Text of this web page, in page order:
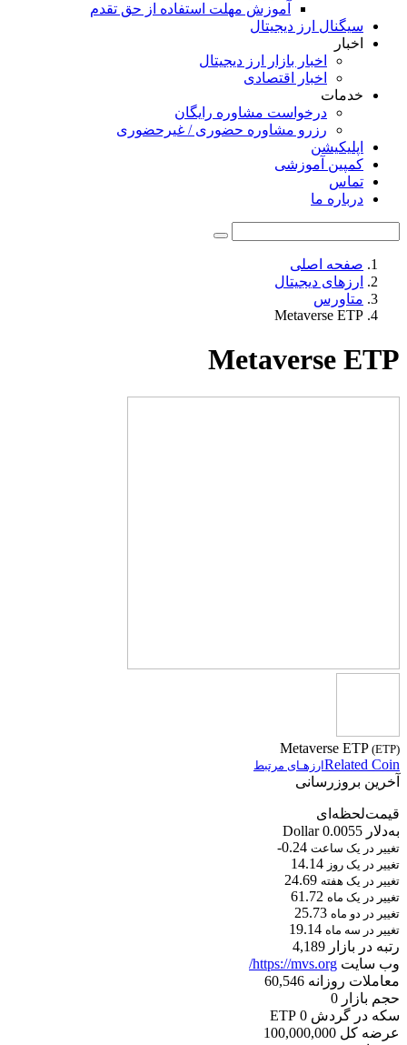
آموزش مهلت استفاده از حق تقدم
سیگنال ارز دیجیتال
اخبار
اخبار بازار ارز دیجیتال
اخبار اقتصادی
خدمات
درخواست مشاوره رایگان
رزرو مشاوره حضوری / غیرحضوری
اپلیکیشن
کمپین آموزشی
تماس
درباره ما
صفحه اصلی
ارزهای دیجیتال
متاورس
Metaverse ETP
Metaverse ETP
Metaverse ETP (ETP)
Related Coinارزهـای مرتبط
آخرین بروزرسانی
قیمت‌لحظه‌ای
به‌دلار Dollar 0.0055
تغییر در یک ساعت -0.24
تغییر در یک روز 14.14
تغییر در یک هفته 24.69
تغییر در یک ماه 61.72
تغییر در دو ماه 25.73
تغییر در سه ماه 19.14
رتبه در بازار 4,189
وب سایت https://mvs.org/
معاملات روزانه 60,546
حجم بازار 0
سکه در گردش 0
عرضه کل 100,000,000